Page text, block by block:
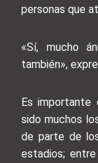
personas que
«Sí, mucho
también»,
Es importante
sido muchos
de parte de
estadios;